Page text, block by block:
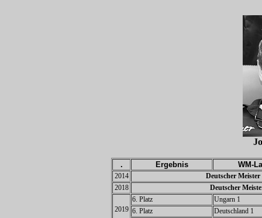
. Ergebnis WM-
2014
Deutscher
2018
Deutscher
2019
6. Platz
Ungarn 1
6. Platz
Deutschland 1